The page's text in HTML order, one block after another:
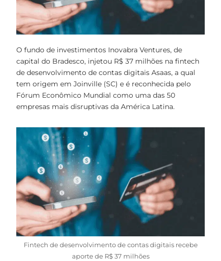
O fundo de investimentos Inovabra Ventures, de
capital do Bradesco, injetou R$ 37 milhões na fintech
de desenvolvimento de contas digitais Asaas, a qual
tem origem em Joinville (SC) e é reconhecida pelo
Fórum Econômico Mundial como uma das 50
empresas mais disruptivas da América Latina.
Fintech de desenvolvimento de contas digitais recebe
aporte de R$ 37 milhões